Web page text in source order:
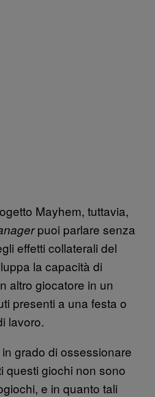
Mayhem, tuttavia,
puoi parlare senza
effetti collaterali del
la capacità di
altro giocatore in un
presenti a una festa o
lavoro.
grado di ossessionare
questi giochi non sono
e in quanto tali